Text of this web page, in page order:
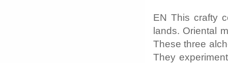
EN This crafty
lands. Oriental
These three
They